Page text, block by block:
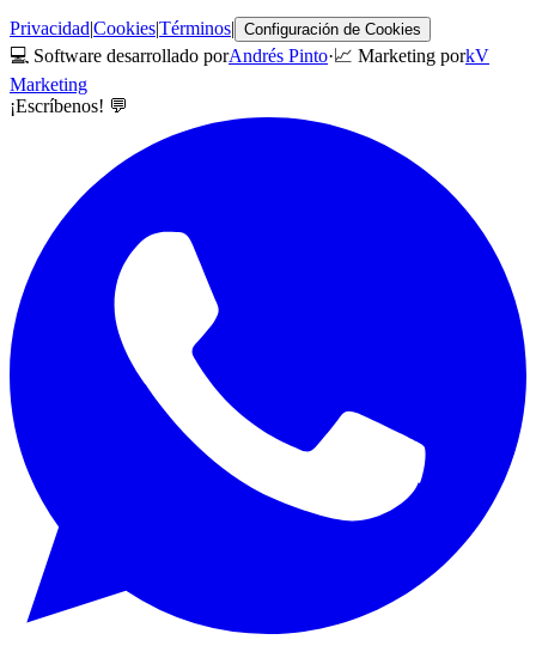
Privacidad|Cookies|Términos| Configuración de Cookies
💻 Software desarrollado porAndrés Pinto·📈 Marketing porkV
Marketing
¡Escríbenos! 💬